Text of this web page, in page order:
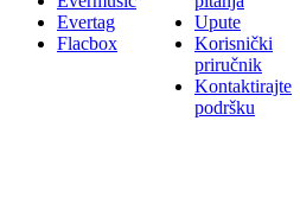
Evertag
Flacbox
Upute
Korisnički
priručnik
Kontaktirajte
podršku